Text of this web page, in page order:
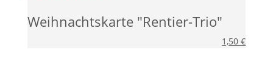
Weihnachtskarte "Rentier-Trio"
1,50€